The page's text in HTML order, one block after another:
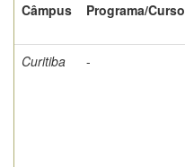
Câmpus
Programa/Curso
Curitiba -